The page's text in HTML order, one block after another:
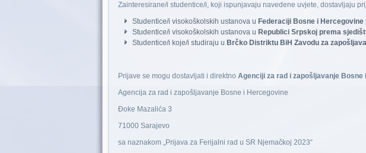
Zainteresirane/i studentice/i, koji ispunjavaju navedene uvjete, dostavljaju
Studentice/i visokoškolskih ustanova u Federaciji Bosne i
Studentice/i visokoškolskih ustanova u Republici Srpskoj prema
Studentice/i koje/i studiraju u Brčko Distriktu BiH Zavodu za
Prijave se mogu dostavljati i direktno Agenciji za rad i zapošljavanje
Agencija za rad i zapošljavanje Bosne i Hercegovine
Đoke Mazalića 3
71000 Sarajevo
sa naznakom „Prijava za Ferijalni rad u SR Njemačkoj 2023“